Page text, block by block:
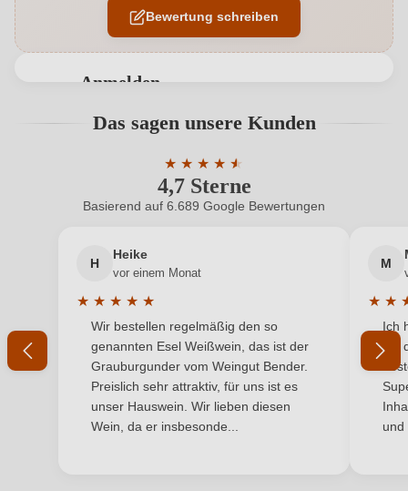
Geschmack Trocken
adresse
3512 Mautern an der Donau, Österreich
Region Niederösterreich
Weinart Weißwein
Bewertung schreiben
Anmelden
Benutzern abgegeben werden. Bitte loggen Sie sich
Neuer Kunde? Neuer Kunde?
Ihre E-Mail-Adresse
Ihr Passwort
Ich habe mein Passwort vergessen
Das sagen unsere Kunden
4,7 Sterne
★ ★ ★ ★ ★
★
Durchschnittliche Bewertung von 4.7
Basierend auf 6.689 Google Bewertungen
H
Heike
vor einem Monat
★ ★ ★ ★ ★
Durchschnittliche Bewertung von 5 von 5 Sternen
Wir bestellen regelmäßig den so
genannten Esel Weißwein, das ist der
Grauburgunder vom Weingut Bender.
Preislich sehr attraktiv, für uns ist es
unser Hauswein. Wir lieben diesen
Wein, da er insbesonde...
M
★ ★
Ich
mit
und